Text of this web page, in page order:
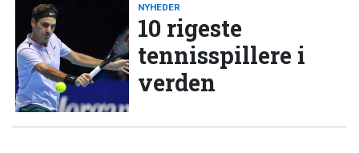
NYHEDER
10 rigeste
tennisspillere i
verden